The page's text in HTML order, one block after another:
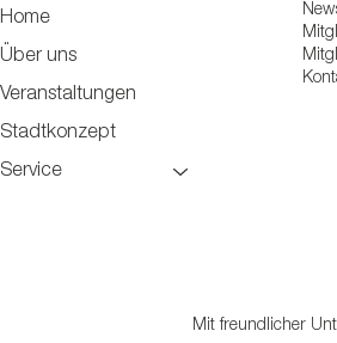
Home
Über uns
Veranstaltungen
Stadtkonzept
Service
Mit freundlicher